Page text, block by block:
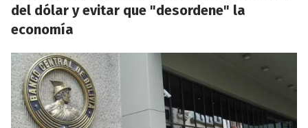
del dólar y evitar que "desordene" la
economía